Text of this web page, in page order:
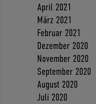
April 2021
März 2021
Februar 2021
Dezember 2020
November 2020
September 2020
August 2020
Juli 2020